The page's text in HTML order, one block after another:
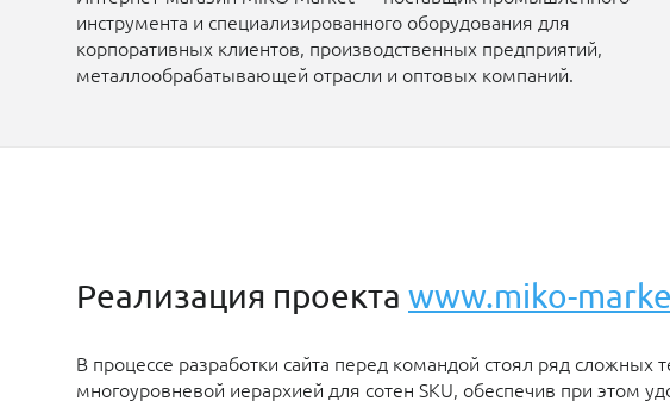
инструмента и специализированного оборудования для
корпоративных клиентов, производственных предприятий,
металлообрабатывающей отрасли и оптовых компаний.
Реализация проекта www.miko-
В процессе разработки сайта перед командой стоял ряд сложных
многоуровневой иерархией для сотен SKU, обеспечив при этом